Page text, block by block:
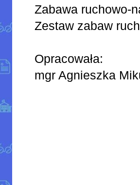
Zabawa ruchowo-
Zestaw zabaw
Opracowała:
mgr Agnieszka